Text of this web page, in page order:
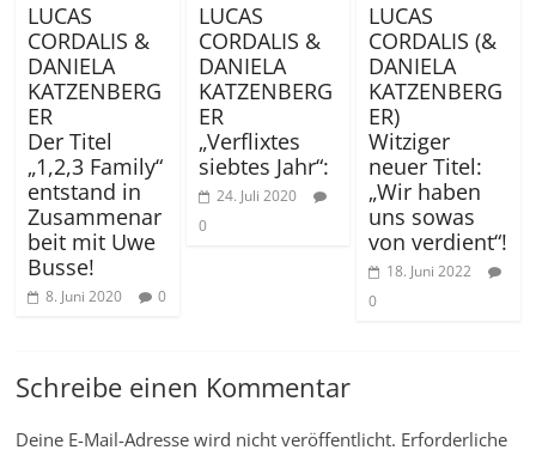
LUCAS
CORDALIS &
DANIELA
KATZENBERG
ER
Der Titel
„1,2,3 Family“
entstand in
Zusammenar
beit mit Uwe
Busse!
8. Juni 2020 0
LUCAS
CORDALIS &
DANIELA
KATZENBERG
ER
„Verflixtes
siebtes Jahr“:
24. Juli 2020
0
LUCAS
CORDALIS (&
DANIELA
KATZENBERG
ER)
Witziger
neuer Titel:
„Wir haben
uns sowas
von verdient“!
18. Juni 2022
0
Schreibe einen Kommentar
Deine E-Mail-Adresse wird nicht veröffentlicht. Erforderliche